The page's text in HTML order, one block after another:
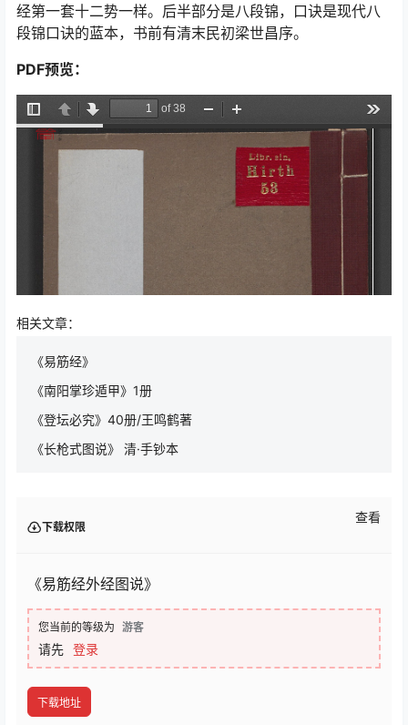
经第一套十二势一样。后半部分是八段锦，口诀是现代八
段锦口诀的蓝本，书前有清末民初梁世昌序。
PDF预览：
相关文章：
《易筋经》
《南阳掌珍遁甲》1册
《登坛必究》40册/王鸣鹤著
《长枪式图说》 清·手钞本
下载权限
查看
《易筋经外经图说》
您当前的等级为 游客
请先 登录
下载地址